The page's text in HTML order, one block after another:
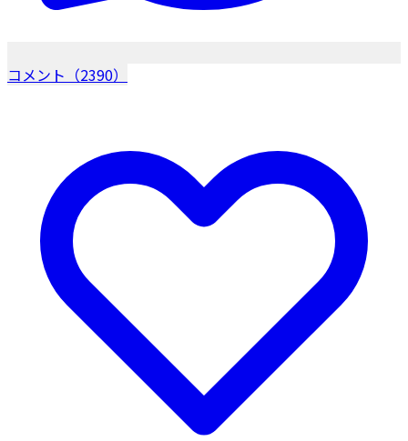
コメント（2390）